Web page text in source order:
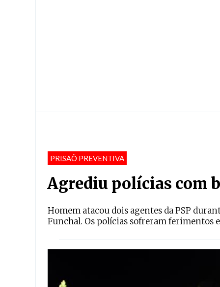
PRISAÕ PREVENTIVA
Agrediu polícias com
Homem atacou dois agentes da PSP
Funchal. Os polícias sofreram ferimentos